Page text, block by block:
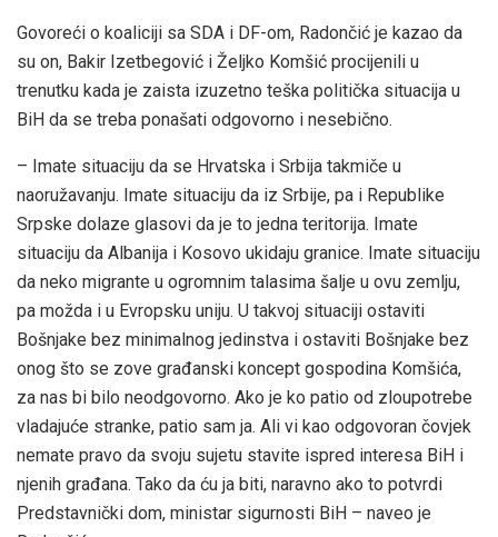
Govoreći o koaliciji sa SDA i DF-om, Radončić je kazao da
su on, Bakir Izetbegović i Željko Komšić procijenili u
trenutku kada je zaista izuzetno teška politička situacija u
BiH da se treba ponašati odgovorno i nesebično.
– Imate situaciju da se Hrvatska i Srbija takmiče u
naoružavanju. Imate situaciju da iz Srbije, pa i Republike
Srpske dolaze glasovi da je to jedna teritorija. Imate
situaciju da Albanija i Kosovo ukidaju granice. Imate situaciju
da neko migrante u ogromnim talasima šalje u ovu zemlju,
pa možda i u Evropsku uniju. U takvoj situaciji ostaviti
Bošnjake bez minimalnog jedinstva i ostaviti Bošnjake bez
onog što se zove građanski koncept gospodina Komšića,
za nas bi bilo neodgovorno. Ako je ko patio od zloupotrebe
vladajuće stranke, patio sam ja. Ali vi kao odgovoran čovjek
nemate pravo da svoju sujetu stavite ispred interesa BiH i
njenih građana. Tako da ću ja biti, naravno ako to potvrdi
Predstavnički dom, ministar sigurnosti BiH – naveo je